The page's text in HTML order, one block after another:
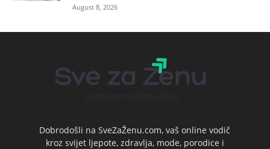
August 8, 2026
Dobrodošli na SveZaŽenu.com, vaš online vodič
kroz svijet ljepote, zdravlja, mode, porodice i